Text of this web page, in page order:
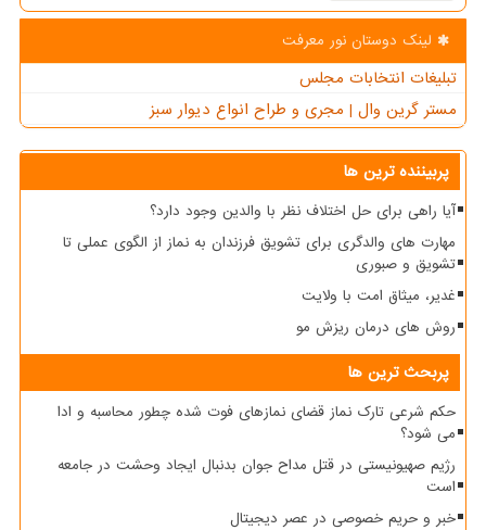
لینک دوستان نور معرفت
تبلیغات انتخابات مجلس
مستر گرین وال | مجری و طراح انواع دیوار سبز
پربیننده ترین ها
آیا راهی برای حل اختلاف نظر با والدین وجود دارد؟
مهارت های والدگری برای تشویق فرزندان به نماز از الگوی عملی تا
تشویق و صبوری
غدیر، میثاق امت با ولایت
روش های درمان ریزش مو
پربحث ترین ها
حکم شرعی تارک نماز قضای نمازهای فوت شده چطور محاسبه و ادا
می شود؟
رژیم صهیونیستی در قتل مداح جوان بدنبال ایجاد وحشت در جامعه
است
خبر و حریم خصوصی در عصر دیجیتال